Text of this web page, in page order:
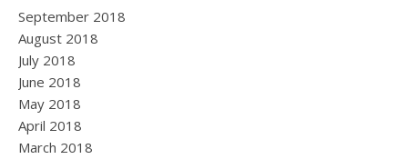
September 2018
August 2018
July 2018
June 2018
May 2018
April 2018
March 2018